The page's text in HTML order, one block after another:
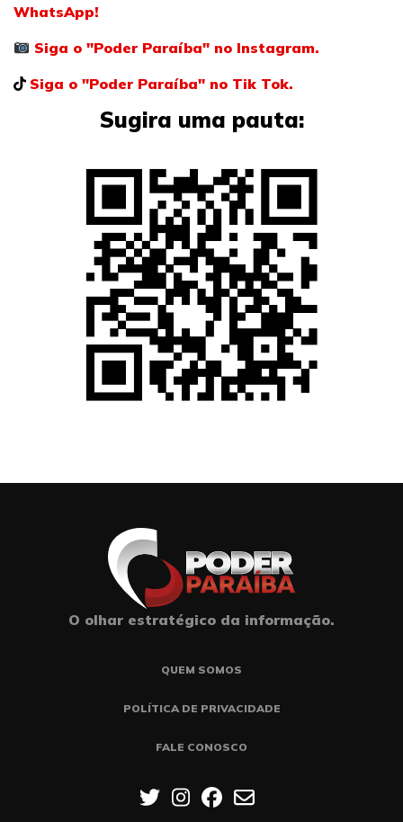
WhatsApp!
Siga o "Poder Paraíba" no Instagram.
Siga o "Poder Paraíba" no Tik Tok.
Sugira uma pauta:
O olhar estratégico da informação.
QUEM SOMOS
POLÍTICA DE PRIVACIDADE
FALE CONOSCO